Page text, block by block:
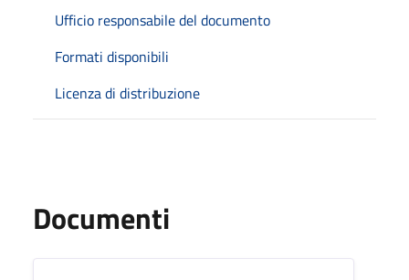
Ufficio responsabile del documento
Formati disponibili
Licenza di distribuzione
Documenti